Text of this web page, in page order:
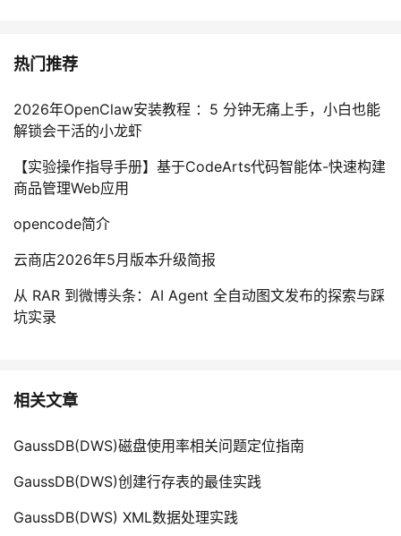
热门推荐
2026年OpenClaw安装教程 ：5 分钟无痛上手，小白也能
解锁会干活的小龙虾
【实验操作指导手册】基于CodeArts代码智能体-快速构建
商品管理Web应用
opencode简介
云商店2026年5月版本升级简报
从 RAR 到微博头条：AI Agent 全自动图文发布的探索与踩
坑实录
相关文章
GaussDB(DWS)磁盘使用率相关问题定位指南
GaussDB(DWS)创建行存表的最佳实践
GaussDB(DWS) XML数据处理实践